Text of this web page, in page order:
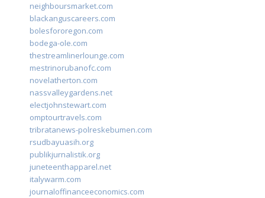
neighboursmarket.com
blackanguscareers.com
bolesfororegon.com
bodega-ole.com
thestreamlinerlounge.com
mestrinorubanofc.com
novelatherton.com
nassvalleygardens.net
electjohnstewart.com
omptourtravels.com
tribratanews-polreskebumen.com
rsudbayuasih.org
publikjurnalistik.org
juneteenthapparel.net
italywarm.com
journaloffinanceeconomics.com